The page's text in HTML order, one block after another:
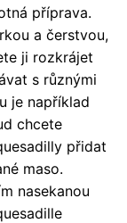
příprava.
a čerstvou,
ji rozkrájet
s různými
je například
chcete
přidat
maso.
nasekanou